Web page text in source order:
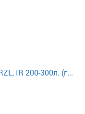
IR 200-300л. (г...